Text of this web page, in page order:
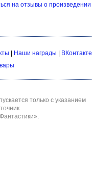
на отзывы о произведении
| Наши награды | ВКонтакте
только с указанием